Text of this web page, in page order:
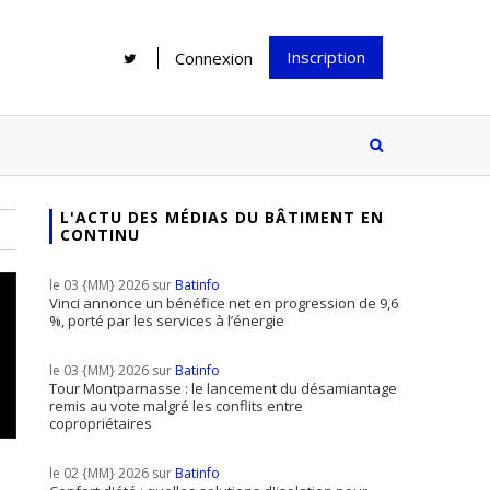
Connexion Inscription
idée mais...
Le print sous toutes ses formes a-t-
il encore sa place dans un monde
Rénover une salle de bains : gagner
supports
inscrire
à notre
L'ACTU DES MÉDIAS DU BÂTIMENT EN
CONTINU
le 03 {MM} 2026 surBatinfo
Vinci annonce un bénéfice net en progression de 9,6
%, porté par les services à l’énergie
le 03 {MM} 2026 surBatinfo
Tour Montparnasse : le lancement du désamiantage
remis au vote malgré les conflits entre
copropriétaires
le 02 {MM} 2026 surBatinfo